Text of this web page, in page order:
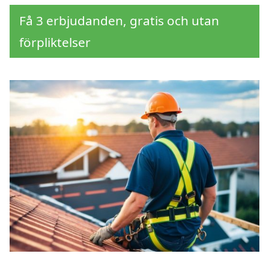
Få 3 erbjudanden, gratis och utan
förpliktelser